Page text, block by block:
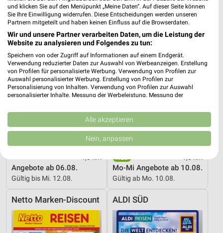
Kaufland
Angebote ab 06.08.
Gültig bis Mi. 12.08.
Kaufland
Mo-Mi Angebote ab 10.08.
Gültig ab Mo. 10.08.
Netto Marken-Discount ALDI SÜD
und klicken Sie auf den Menüpunkt „Meine Daten“. Auf dieser Seite können
Sie Ihre Einwilligung widerrufen. Diese Entscheidungen werden unseren
Partnern mitgeteilt und haben keinen Einfluss auf die Browserdaten.
Wir und unsere Partner verarbeiten Daten, um die Leistung der
Website zu analysieren und Folgendes zu tun:
Speichern von oder Zugriff auf Informationen auf einem Endgerät.
Verwendung reduzierter Daten zur Auswahl von Werbeanzeigen. Erstellung
von Profilen für personalisierte Werbung. Verwendung von Profilen zur
Auswahl personalisierter Werbung. Erstellung von Profilen zur
Personalisierung von Inhalten. Verwendung von Profilen zur Auswahl
personalisierter Inhalte. Messung der Werbeleistung. Messung der
Kombinationen von Daten aus verschiedenen Quellen. Entwicklung und
Verbesserung der Angebote. Verwendung reduzierter Daten zur Auswahl
von Inhalten.
Daten können außerhalb der Europäischen Union weitergegeben und in die
Website/App.
Partnerliste anzeigen (1 IAB-Anbieter)
IAB-Verarbeitungszwecke:
Speichern von oder Zugriff auf Informationen
auf einem Endgerät
Alle akzeptieren
Nein, anpassen